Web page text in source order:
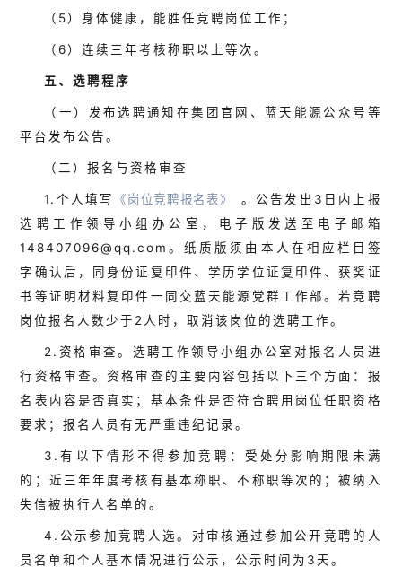
（5）身体健康，能胜任竞聘岗位工作；
（6）连续三年考核称职以上等次。
五、选聘程序
（一）发布选聘通知在集团官网、蓝天能源公众号等
平台发布公告。
（二）报名与资格审查
1.个人填写 《岗位竞聘报名表》
。公告发出3日内上报
选聘工作领导小组办公室，电子版发送至电子邮箱
148407096@qq.com。纸质版须由本人在相应栏目签
字确认后，同身份证复印件、学历学位证复印件、获奖证
书等证明材料复印件一同交蓝天能源党群工作部。若竞聘
岗位报名人数少于2人时，取消该岗位的选聘工作。
2.资格审查。选聘工作领导小组办公室对报名人员进
行资格审查。资格审查的主要内容包括以下三个方面：报
名表内容是否真实；基本条件是否符合聘用岗位任职资格
要求；报名人员有无严重违纪记录。
3.有以下情形不得参加竞聘：受处分影响期限未满
的；近三年年度考核有基本称职、不称职等次的；被纳入
失信被执行人名单的。
4.公示参加竞聘人选。对审核通过参加公开竞聘的人
员名单和个人基本情况进行公示，公示时间为3天。